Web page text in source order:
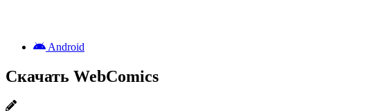
Android
Скачать WebComics